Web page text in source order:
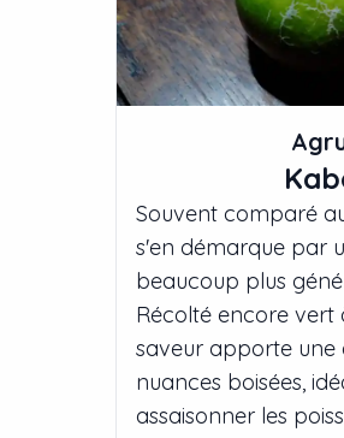
Souvent comparé
s'en démarque par
beaucoup plus
Récolté encore vert
saveur apporte une
nuances boisées,
assaisonner les